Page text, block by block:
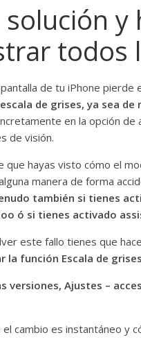
solución
todos
pantalla de tu iPhone
de grises, ya sea
en la opción
de visión.
que hayas visto cómo el
manera de forma
también si tienes
ó si tienes activado
este fallo tienes que
la función Escala de grises
versiones, Ajustes –
el cambio es instantáneo y